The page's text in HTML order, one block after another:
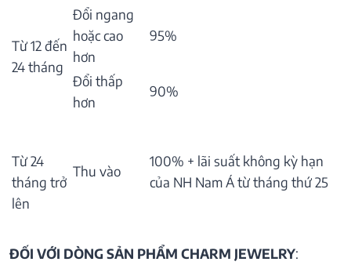
Từ 12 đến
24 tháng
Đổi ngang
hoặc cao
hơn
95%
Đổi thấp
hơn
90%
Từ 24
tháng trở
lên
Thu vào
100% + lãi suất không kỳ hạn
của NH Nam Á từ tháng thứ 25
ĐỐI VỚI DÒNG SẢN PHẨM CHARM JEWELRY: